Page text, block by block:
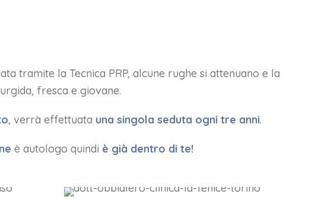
tramite la Tecnica PRP, alcune rughe si attenuano e la
fresca e giovane.
, verrà effettuata una singola seduta ogni tre anni.
è autologo quindi è già dentro di te!